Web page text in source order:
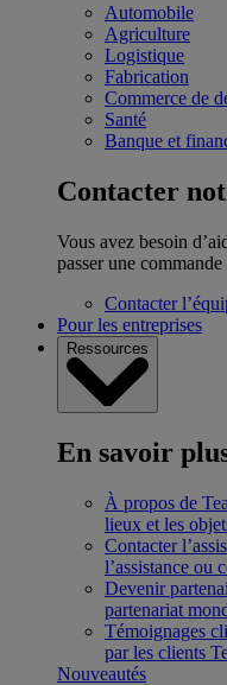
Automobile
Agriculture
Logistique
Fabrication
Commerce de
Santé
Banque et
Contacter
Vous avez besoin
passer une
Contacter
Pour les entreprises
Ressources
En savoir
À propos de
lieux et les
Contacter
l’assistance ou
Devenir
partenariat
Témoignages
par les clients
Nouveautés